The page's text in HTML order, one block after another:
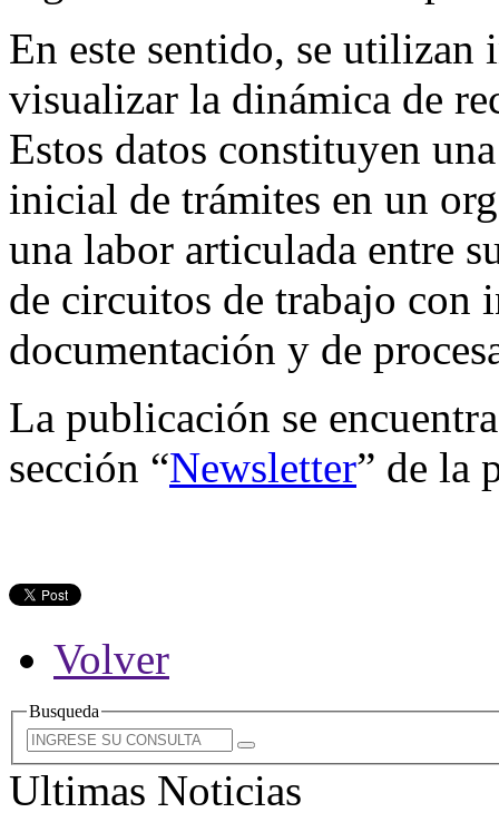
En este sentido, se utilizan
visualizar la dinámica de
Estos datos constituyen
inicial de trámites en un
una labor articulada entre
de circuitos de trabajo con
documentación y de
La publicación se
sección “Newsletter” de la
Volver
Busqueda
Ultimas Noticias